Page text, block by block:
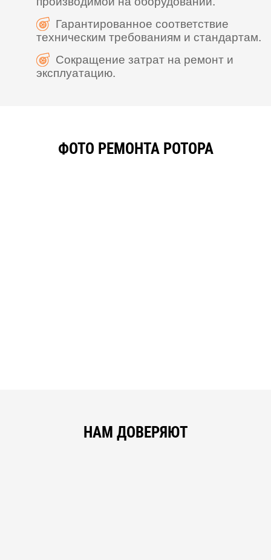
Гарантированное соответствие
техническим требованиям и стандартам.
Сокращение затрат на ремонт и
эксплуатацию.
ФОТО РЕМОНТА РОТОРА
НАМ ДОВЕРЯЮТ